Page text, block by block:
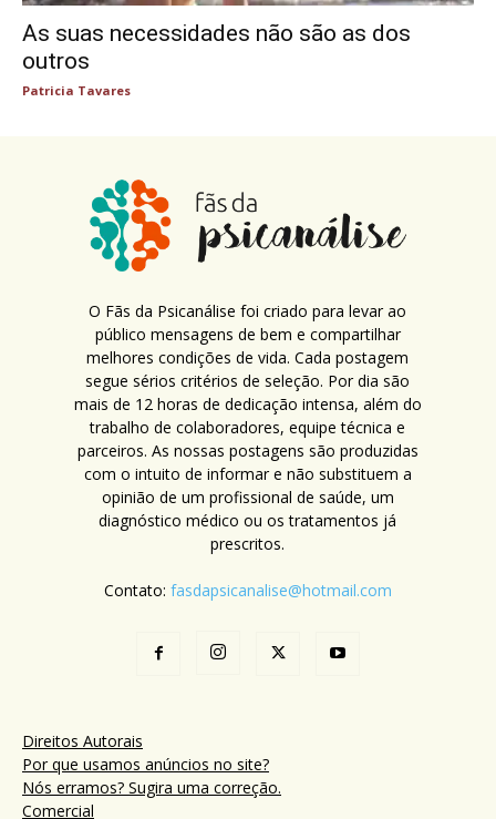
As suas necessidades não são as dos
outros
Patricia Tavares
O Fãs da Psicanálise foi criado para levar ao
público mensagens de bem e compartilhar
melhores condições de vida. Cada postagem
segue sérios critérios de seleção. Por dia são
mais de 12 horas de dedicação intensa, além do
trabalho de colaboradores, equipe técnica e
parceiros. As nossas postagens são produzidas
com o intuito de informar e não substituem a
opinião de um profissional de saúde, um
diagnóstico médico ou os tratamentos já
prescritos.
Contato: fasdapsicanalise@hotmail.com
Direitos Autorais
Por que usamos anúncios no site?
Nós erramos? Sugira uma correção.
Comercial